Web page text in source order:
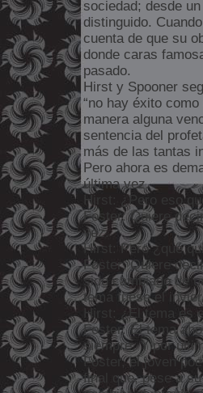
sociedad; desde
distinguido.
cuenta de que su
donde caras
pasado.
Hirst y Spooner
“no hay éxito
manera alguna
sentencia del
más de las tantas
Pero ahora es
última vez.
Hirst: ¿Pero eso
Foster: Quiere
vez.
Hirst: Pero ¿qué
Foster: Quiere
sido cambiado de
tema fuese el
Hirst: ¿El tema es
Foster: El tema
siempre. Y por
Foster, el joven
final que, pese a